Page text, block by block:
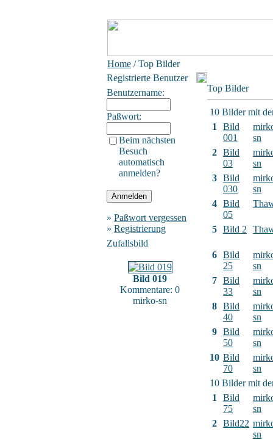
Home / Top Bilder
Registrierte Benutzer
Benutzername:
Paßwort:
Beim nächsten
Besuch
automatisch
anmelden?
» Paßwort vergessen
» Registrierung
Zufallsbild
Bild 019
Kommentare: 0
mirko-sn
Top Bilder
10 Bilder mit
1
Bild
001
sn
2 Bild
03
sn
3 Bild
030
sn
4 Bild
05
5 Bild 2
6 Bild
25
sn
7 Bild
33
sn
8 Bild
40
sn
9 Bild
50
sn
10 Bild
70
sn
10 Bilder mit
1
Bild
75
sn
2 Bild22
sn